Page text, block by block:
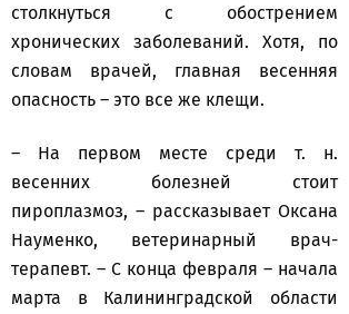
столкнуться с обострением
хронических заболеваний. Хотя, по
словам врачей, главная весенняя
опасность – это все же клещи.
– На первом месте среди т. н.
весенних болезней стоит
пироплазмоз, – рассказывает Оксана
Науменко, ветеринарный врач-
терапевт. – С конца февраля – начала
марта в Калининградской области